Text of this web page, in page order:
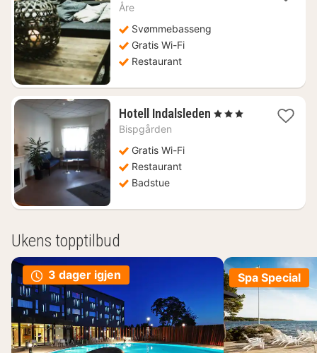
942
Åre
Svømmebasseng
Gratis Wi-Fi
Restaurant
Hotell Indalsleden 1
, 3 Stjerner
Bispgården
Gratis Wi-Fi
Restaurant
Badstue
Ukens topptilbud
3 dager igjen Spa Special